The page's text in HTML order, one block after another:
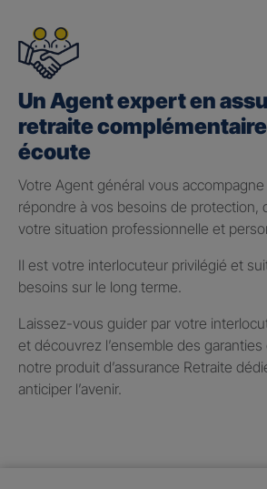
Un Agent expert en
retraite
écoute
Votre Agent général vous
répondre à vos besoins de protection,
votre situation professionnelle et
Il est votre interlocuteur privilégié et
besoins sur le long terme.
Laissez-vous guider par votre
et découvrez l’ensemble des
notre produit d’assurance Retraite
anticiper l’avenir.